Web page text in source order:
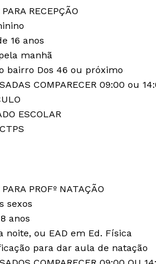
RECEPÇÃO
16 anos
manhã
bairro Dos 46 ou próximo
COMPARECER 09:00 ou
ESCOLAR
PROFº NATAÇÃO
sexos
anos
noite, ou EAD em Ed. Física
para dar aula de natação